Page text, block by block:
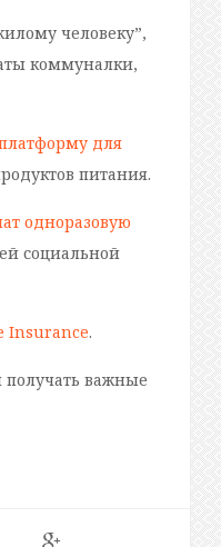
человеку”,
коммуналки,
для
питания.
одноразовую
социальной
Insurance.
важные